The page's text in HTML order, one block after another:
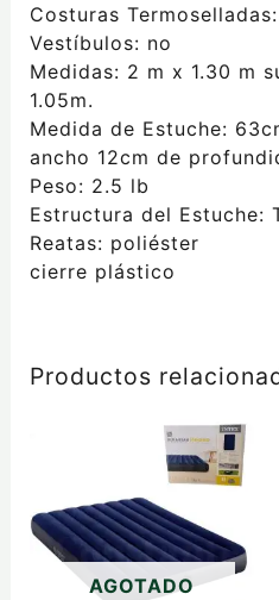
Costuras
Vestíbulos: no
Medidas: 2 m x 1.30 m
1.05m.
Medida de Estuche:
ancho 12cm de
Peso: 2.5 lb
Estructura del Estuche:
Reatas: poliéster
cierre plástico
Productos
AGOTADO